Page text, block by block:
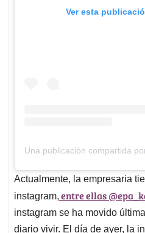
Ver esta
Una publicación compartida
Actualmente, la empresaria
instagram, entre ellas
instagram se ha movido
diario vivir. El día de ayer, la